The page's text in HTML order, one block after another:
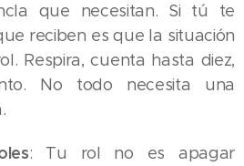
que necesitan. Si tú te
reciben es que la situación
Respira, cuenta hasta diez,
No todo necesita una
: Tu rol no es apagar